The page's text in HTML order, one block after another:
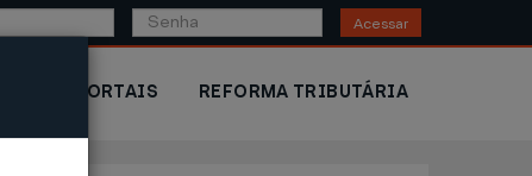
Acessar
PORTAIS REFORMA TRIBUTÁRIA